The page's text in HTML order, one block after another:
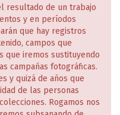
resultado de un trabajo
y en períodos
que hay registros
campos que
que iremos sustituyendo
campañas fotográficas.
y quizá de años que
de las personas
Rogamos nos